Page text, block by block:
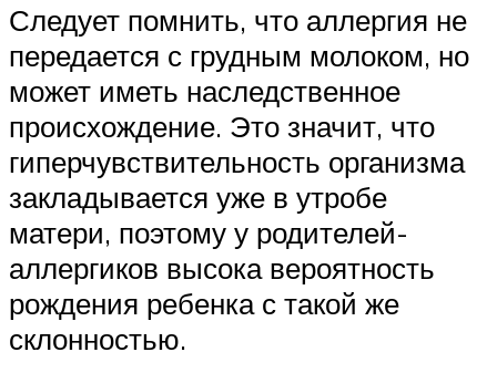
Следует помнить, что аллергия не
передается с грудным молоком, но
может иметь наследственное
происхождение. Это значит, что
гиперчувствительность организма
закладывается уже в утробе
матери, поэтому у родителей-
аллергиков высока вероятность
рождения ребенка с такой же
склонностью.